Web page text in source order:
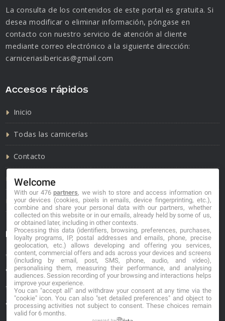
La consulta de los contenidos de este portal es gratuita. Si
desea modificar o eliminar información, póngase en
contacto con nuestro servicio de atención al cliente
mediante correo electrónico a la siguiente dirección:
carniceriasibericas@gmail.com
Accesos rápidos
Inicio
Todas las carnicerías
Contacto
Política de cookies
Política de privacidad
Información de contacto
*No se garantiza que los datos mostrados estén
actualizados.
** Los precios mostrados son estimaciones y no se
garantiza su veracidad.
Welcome
With our 476partners, we wish to store and access information on
your devices (cookies, pixels in emails, device fingerprinting, etc.),
combine and share your personal data with our partners, whether
collected on this website or in our emails, already held by some of us,
or obtained later, including in other contexts.
Processing this data (identifiers, browsing, preferences, purchases,
loyalty programs, IP, postal addresses and emails, phone, precise
geolocation, etc.) allows developing and offering you services,
content, commercial offers and ads across your devices and screens
(including by email, post, SMS, phone, audio, and video),
personalising them, measuring their performance, and analysing
audiences. Session recording of your browsing and interactions helps
improve your experience.
You can "accept all" and withdraw your consent at any time via the
"cookie" icon. You can also "set detailed preferences" and object to
processing activities not subject to consent. These choices remain
valid for 6 months.